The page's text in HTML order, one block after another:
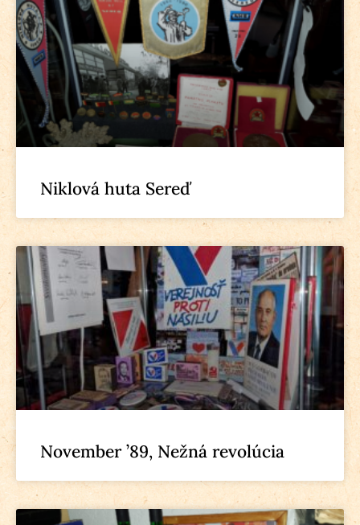
Niklová huta Sereď
November ’89, Nežná revolúcia